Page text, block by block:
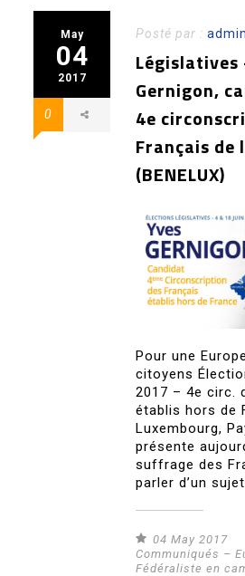
May
04
2017
0
Posté par :admin
Législatives
Gernigon,
4e
Français de
(BENELUX)
Pour une
citoyens
2017 – 4e circ.
établis hors de
Luxembourg,
présente
suffrage des
parler d’un
04 May 2017
Communiqués –
Fédéraliste en